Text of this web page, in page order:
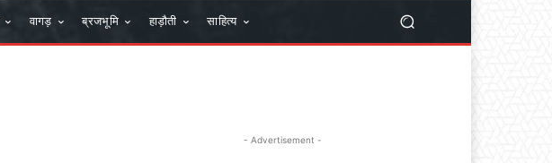
वागड़ ब्रजभूमि हाड़ौती साहित्य
- Advertisement -